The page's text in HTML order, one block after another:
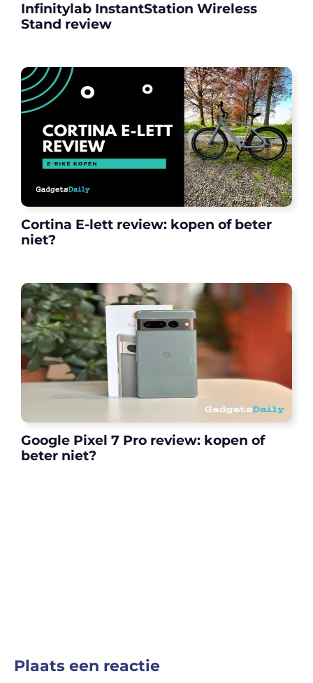
Infinitylab InstantStation Wireless
Stand review
Cortina E-lett review: kopen of beter
niet?
Google Pixel 7 Pro review: kopen of
beter niet?
Plaats een reactie